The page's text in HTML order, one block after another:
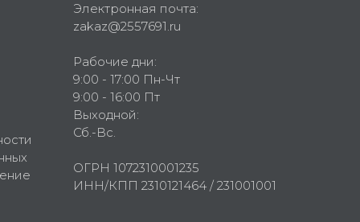
Электронная почта:
zakaz@2557691.ru
Рабочие дни:
9:00 - 17:00 Пн-Чт
9:00 - 16:00 Пт
Выходной:
Сб.-Вс.
ОГРН 1072310001235
ИНН/КПП 2310121464 / 231001001